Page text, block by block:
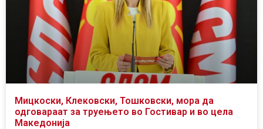
Мицкоски, Клековски, Тошковски, мора да
одговараат за труењето во Гостивар и во цела
Македонија